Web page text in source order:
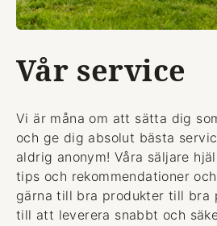
Vår service
Vi är måna om att sätta dig
och ge dig absolut bästa
aldrig anonym! Våra säljare
tips och rekommendationer
gärna till bra produkter till bra
till att leverera snabbt och